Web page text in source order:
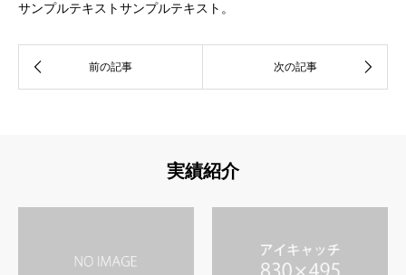
サンプルテキストサンプルテキスト。
実績紹介